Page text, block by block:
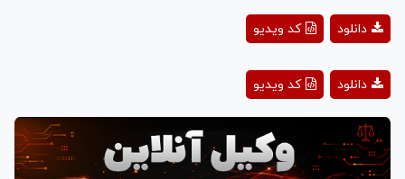
Playکد ویدیو دانلود
Play
Video
کد ویدیو دانلود